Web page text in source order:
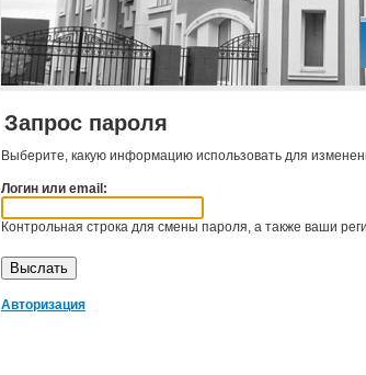
Запрос пароля
Выберите, какую информацию использовать для
Логин или email:
Контрольная строка для смены пароля, а также ваши
Авторизация